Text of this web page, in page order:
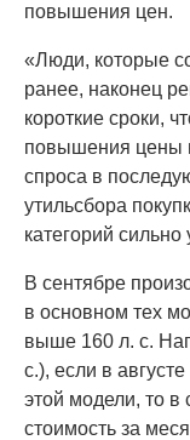
повышения цен.
«Люди, которые
ранее, наконец
короткие сроки,
повышения цены
спроса в
утильсбора
категорий
В сентябре
в основном тех
выше 160 л. с.
с.), если в
этой модели, то
стоимость за